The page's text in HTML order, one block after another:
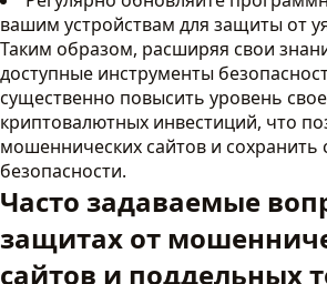
вашим устройствам для защиты от
Таким образом, расширяя свои
доступные инструменты
существенно повысить уровень
криптовалютных инвестиций, что
мошеннических сайтов и сохранить
безопасности.
Часто задаваемые
защитах от
сайтов и поддельных